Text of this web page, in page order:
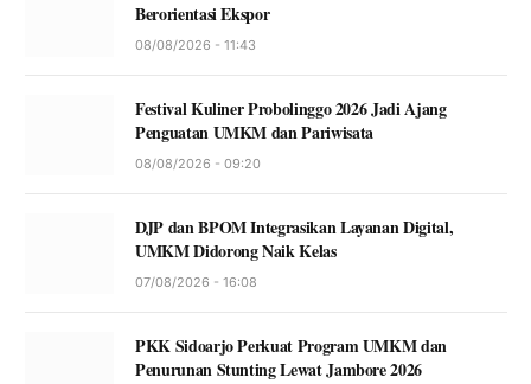
Berorientasi Ekspor
08/08/2026 - 11:43
Festival Kuliner Probolinggo 2026 Jadi Ajang
Penguatan UMKM dan Pariwisata
08/08/2026 - 09:20
DJP dan BPOM Integrasikan Layanan Digital,
UMKM Didorong Naik Kelas
07/08/2026 - 16:08
PKK Sidoarjo Perkuat Program UMKM dan
Penurunan Stunting Lewat Jambore 2026